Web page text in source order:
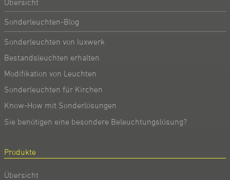
Sonderleuchten-Blog
Sonderleuchten von luxwerk
Bestandsleuchten erhalten
Modifikation von Leuchten
Sonderleuchten für Kirchen
Know-How mit Sonderlösungen
Sie benötigen eine besondere Beleuchtungslösung?
Produkte
Übersicht